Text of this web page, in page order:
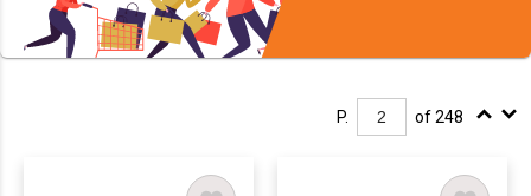
P. of 248